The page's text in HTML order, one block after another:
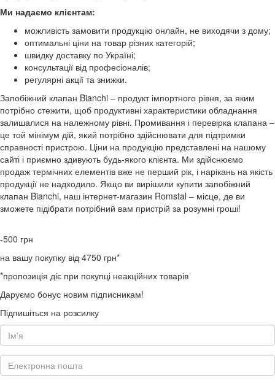
Ми надаємо клієнтам:
можливість замовити продукцію онлайн, не виходячи з дому;
оптимальні ціни на товар різних категорій;
швидку доставку по Україні;
консультації від професіоналів;
регулярні акції та знижки.
Запобіжний клапан Bianchi – продукт імпортного рівня, за яким
потрібно стежити, щоб продуктивні характеристики обладнання
залишалися на належному рівні. Промивання і перевірка клапана –
це той мінімум дій, який потрібно здійснювати для підтримки
справності пристрою. Ціни на продукцію представлені на нашому
сайті і приємно здивують будь-якого клієнта. Ми здійснюємо
продаж термічних елементів вже не перший рік, і нарікань на якість
продукції не надходило. Якщо ви вирішили купити запобіжний
клапан Bianchi, наш інтернет-магазин Romstal – місце, де ви
зможете підібрати потрібний вам пристрій за розумні гроші!
-500 грн
на вашу покупку від 4750 грн*
*пропозиція діє при покупці неакційних товарів
Даруємо бонус новим підписникам!
Підпишіться на розсилку